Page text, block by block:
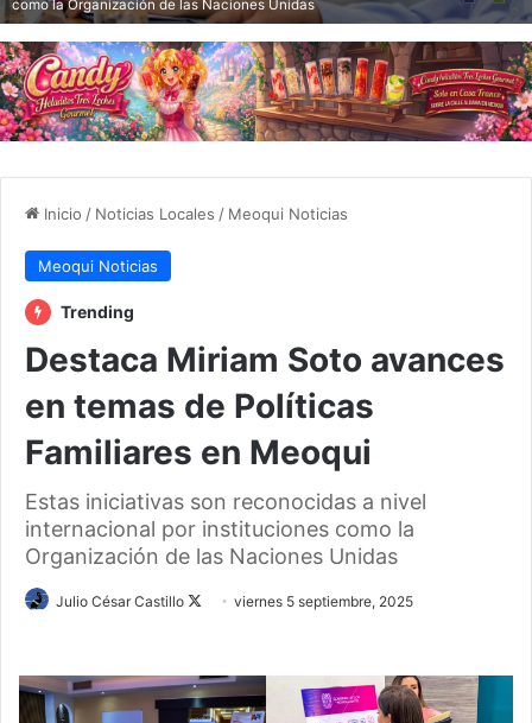
como la Organización de las Naciones Unidas
Inicio / Noticias Locales / Meoqui Noticias
Meoqui Noticias
Trending
Destaca Miriam Soto avances
en temas de Políticas
Familiares en Meoqui
Estas iniciativas son reconocidas a nivel
internacional por instituciones como la
Organización de las Naciones Unidas
Julio César Castillo
Followviernes 5 septiembre, 2025